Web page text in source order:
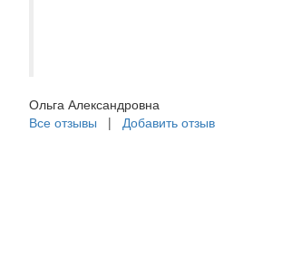
Ольга Александровна
Все отзывы | Добавить отзыв